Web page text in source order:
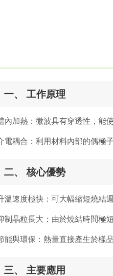
一、 工作原理
內加熱：微波具有穿透性，能
電耦合：利用材料內部的偶極
二、 核心優勢
溫速度極快：可大幅縮短燒結
制晶粒長大：由於燒結時間極
能與環保：熱量直接產生於樣
三、 主要應用